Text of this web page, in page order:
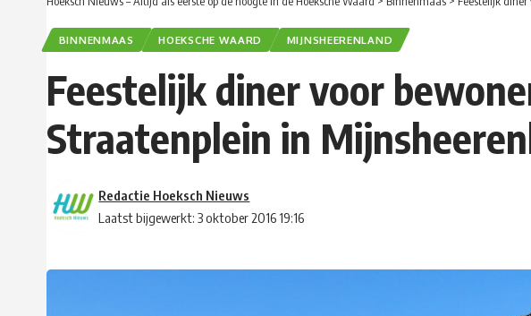
BINNENMAAS HOEKSCHE WAARD MIJNSHEERENLAND
Feestelijk diner voor
Straatenplein in
Laatst bijgewerkt: 3 oktober 2016 19:16
Redactie Hoeksch Nieuws